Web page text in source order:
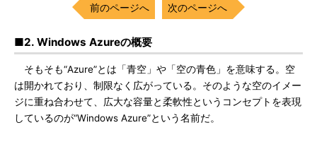
前のページへ 次のページへ
■2. Windows Azureの概要
そもそも“Azure”とは「青空」や「空の青色」を意味する。空
は開かれており、制限なく広がっている。そのような空のイメー
ジに重ね合わせて、広大な容量と柔軟性というコンセプトを表現
しているのが“Windows Azure”という名前だ。